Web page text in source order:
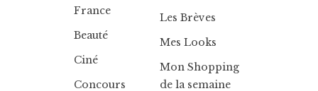
France
Beauté
Ciné
Concours
Les Brèves
Mes Looks
Mon Shopping
de la semaine